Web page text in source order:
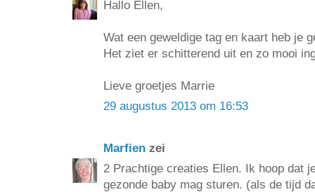
Hallo Ellen,
Wat een geweldige tag en kaart heb je
Het ziet er schitterend uit en zo mooi
Lieve groetjes Marrie
29 augustus 2013 om 16:53
Marfien zei
2 Prachtige creaties Ellen. Ik hoop dat
gezonde baby mag sturen. (als de tijd